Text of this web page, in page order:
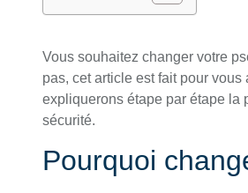
Vous souhaitez changer votre
pas, cet article est fait pour
expliquerons étape par étape la
sécurité.
Pourquoi